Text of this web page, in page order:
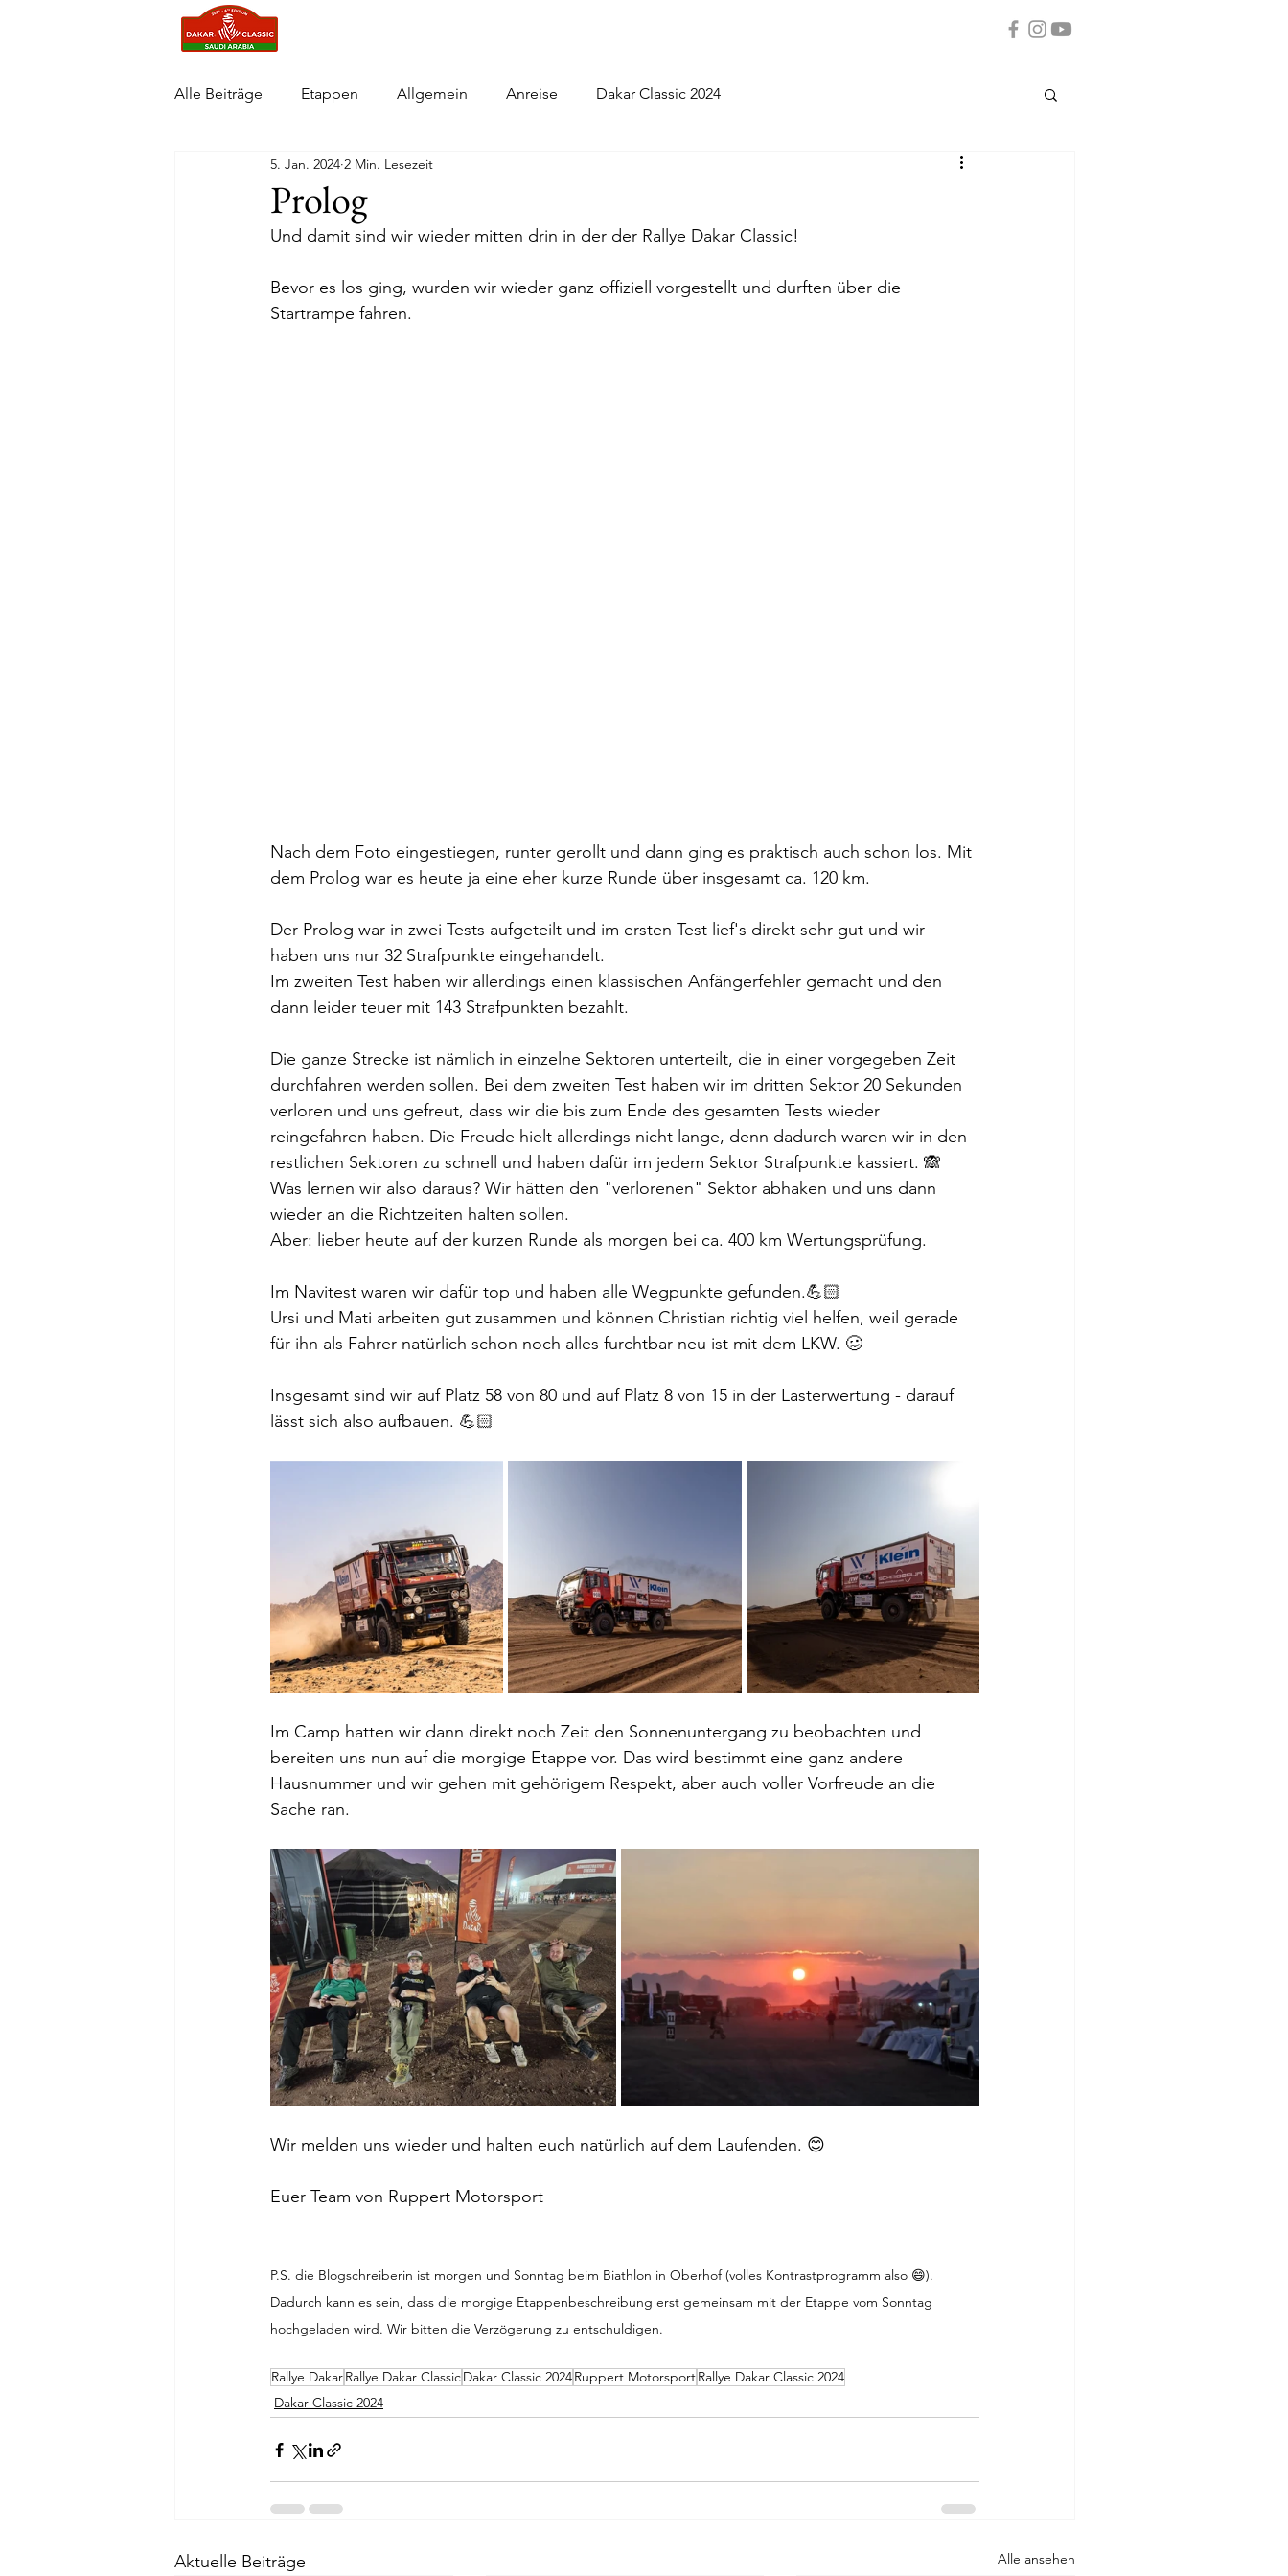
Alle Beiträge Etappen Allgemein Anreise Dakar Classic 2024
Prolog
5. Jan. 2024 2 Min. Lesezeit
Und damit sind wir wieder mitten drin in der der Rallye Dakar Classic!
Bevor es los ging, wurden wir wieder ganz offiziell vorgestellt und durften über die
Startrampe fahren.
Nach dem Foto eingestiegen, runter gerollt und dann ging es praktisch auch schon los. Mit
dem Prolog war es heute ja eine eher kurze Runde über insgesamt ca. 120 km.
Der Prolog war in zwei Tests aufgeteilt und im ersten Test lief's direkt sehr gut und wir
haben uns nur 32 Strafpunkte eingehandelt.
Im zweiten Test haben wir allerdings einen klassischen Anfängerfehler gemacht und den
dann leider teuer mit 143 Strafpunkten bezahlt.
Die ganze Strecke ist nämlich in einzelne Sektoren unterteilt, die in einer vorgegeben Zeit
durchfahren werden sollen. Bei dem zweiten Test haben wir im dritten Sektor 20 Sekunden
verloren und uns gefreut, dass wir die bis zum Ende des gesamten Tests wieder
reingefahren haben. Die Freude hielt allerdings nicht lange, denn dadurch waren wir in den
restlichen Sektoren zu schnell und haben dafür im jedem Sektor Strafpunkte kassiert. 🙈
Was lernen wir also daraus? Wir hätten den "verlorenen" Sektor abhaken und uns dann
wieder an die Richtzeiten halten sollen.
Aber: lieber heute auf der kurzen Runde als morgen bei ca. 400 km Wertungsprüfung.
Im Navitest waren wir dafür top und haben alle Wegpunkte gefunden.💪🏻
Ursi und Mati arbeiten gut zusammen und können Christian richtig viel helfen, weil gerade
für ihn als Fahrer natürlich schon noch alles furchtbar neu ist mit dem LKW. 🥴
Insgesamt sind wir auf Platz 58 von 80 und auf Platz 8 von 15 in der Lasterwertung - darauf
lässt sich also aufbauen. 💪🏻
Im Camp hatten wir dann direkt noch Zeit den Sonnenuntergang zu beobachten und
bereiten uns nun auf die morgige Etappe vor. Das wird bestimmt eine ganz andere
Hausnummer und wir gehen mit gehörigem Respekt, aber auch voller Vorfreude an die
Sache ran.
Wir melden uns wieder und halten euch natürlich auf dem Laufenden. 😊
Euer Team von Ruppert Motorsport
P.S. die Blogschreiberin ist morgen und Sonntag beim Biathlon in Oberhof (volles Kontrastprogramm also 😄).
Dadurch kann es sein, dass die morgige Etappenbeschreibung erst gemeinsam mit der Etappe vom Sonntag
hochgeladen wird. Wir bitten die Verzögerung zu entschuldigen.
Rallye DakarRallye Dakar ClassicDakar Classic 2024Ruppert MotorsportRallye Dakar Classic 2024
Dakar Classic 2024
Aktuelle Beiträge Alle ansehen